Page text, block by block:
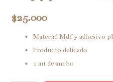
$25.000
Material Mdf y adhesivo
Producto delicado
1 mt de ancho